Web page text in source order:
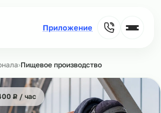
›Пищевое производство
₽
Р/ час